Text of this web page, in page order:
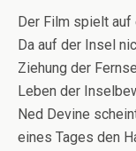
Der Film spielt auf
Da auf der Insel
Ziehung der
Leben der
Ned Devine
eines Tages den